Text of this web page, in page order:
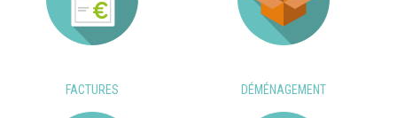
FACTURES DÉMÉNAGEMENT